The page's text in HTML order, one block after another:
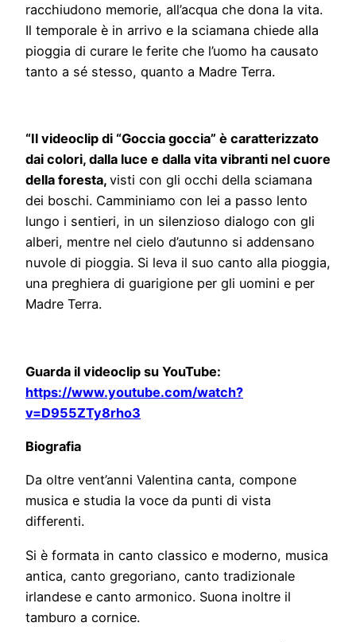
racchiudono memorie, all’acqua che dona la vita.
Il temporale è in arrivo e la sciamana chiede alla
pioggia di curare le ferite che l’uomo ha causato
tanto a sé stesso, quanto a Madre Terra.
“Il videoclip di “Goccia goccia” è caratterizzato
dai colori, dalla luce e dalla vita vibranti nel cuore
della foresta, visti con gli occhi della sciamana
dei boschi. Camminiamo con lei a passo lento
lungo i sentieri, in un silenzioso dialogo con gli
alberi, mentre nel cielo d’autunno si addensano
nuvole di pioggia. Si leva il suo canto alla pioggia,
una preghiera di guarigione per gli uomini e per
Madre Terra.
Guarda il videoclip su YouTube:
https://www.youtube.com/watch?
v=D955ZTy8rho3
Biografia
Da oltre vent’anni Valentina canta, compone
musica e studia la voce da punti di vista
differenti.
​Si è formata in canto classico e moderno, musica
antica, canto gregoriano, canto tradizionale
irlandese e canto armonico. Suona inoltre il
tamburo a cornice.